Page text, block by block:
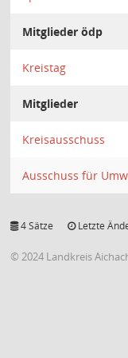
Mitglieder ödp
Kreistag
Mitglieder
Kreisausschuss
Ausschuss für
4 Sätze Letzte
© 2024 Landkreis